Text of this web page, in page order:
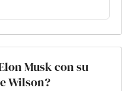
Musk con su
Wilson?